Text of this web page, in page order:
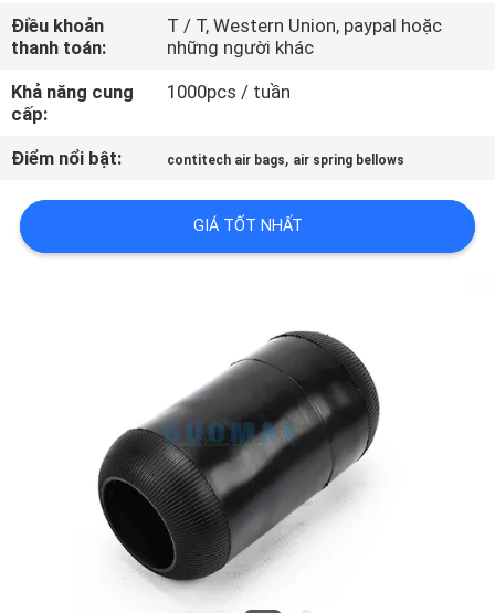
KIỂM
SOÁT
CHẤT
LƯỢNG
LIÊN
HỆ
CHÚNG
Điều khoản
thanh toán:
T / T, Western Union, paypal hoặc
những người khác
Khả năng cung
cấp:
1000pcs / tuần
Điểm nổi bật: contitech air bags, air spring bellows
GIÁ TỐT NHẤT